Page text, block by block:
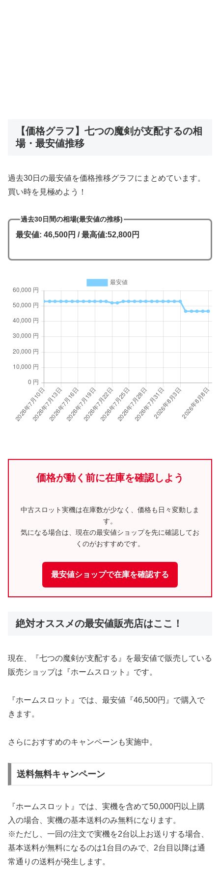
【価格グラフ】七つの魔剣が支配するの相
場・最安値推移
過去30日の最安値を価格推移グラフにまとめています。
買い時を見極めよう！
過去30日間の相場(最安値の推移)
最安値: 46,500円 / 最高値:52,800円
価格が動く前に在庫を確認しよう
中古スロット実機は在庫数が少なく、価格も日々変動しま
す。
気になる場合は、現在の最安値ショップを先に確認してお
くのがおすすめです。
最安値ショップで在庫を確認する
絶対オススメの最安値販売店はここ！
現在、『七つの魔剣が支配する』を最安値で販売している
販売ショップは『ホームスロット』です。
『ホームスロット』では、最安値『46,500円』で購入で
きます。
さらにおすすめのキャンペーンも実施中。
送料無料キャンペーン
『ホームスロット』では、実機を含めて50,000円以上購
入の場合、実機の基本送料のみ無料になります。
※ただし、一回の注文で実機を2台以上お送りする場合、
基本送料が無料になるのは1台目のみで、2台目以降は通
常通りの送料が発生します。